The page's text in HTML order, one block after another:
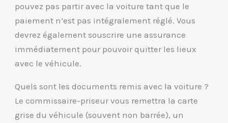
pouvez pas partir avec la voiture tant que le
paiement n’est pas intégralement réglé. Vous
devrez également souscrire une assurance
immédiatement pour pouvoir quitter les lieux
avec le véhicule.
Quels sont les documents remis avec la voiture ?
Le commissaire-priseur vous remettra la carte
grise du véhicule (souvent non barrée), un